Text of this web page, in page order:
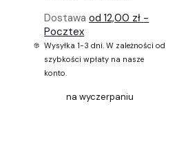
Dostawaod 12,00 zł -
Pocztex
Wysyłka 1-3 dni. W zależności od
szybkości wpłaty na nasze
konto.
na wyczerpaniu